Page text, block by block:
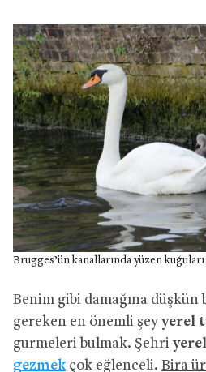
Brugges’ün kanallarında yüzen
Benim gibi damağına düşkün
gereken en önemli şeyyerel
gurmeleri bulmak. Şehri
gezmek çok eğlenceli. Bira